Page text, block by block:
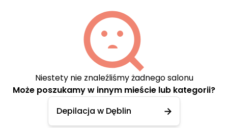
Niestety nie znaleźliśmy żadnego salonu
Może poszukamy w innym mieście lub kategorii?
Depilacja w Dęblin